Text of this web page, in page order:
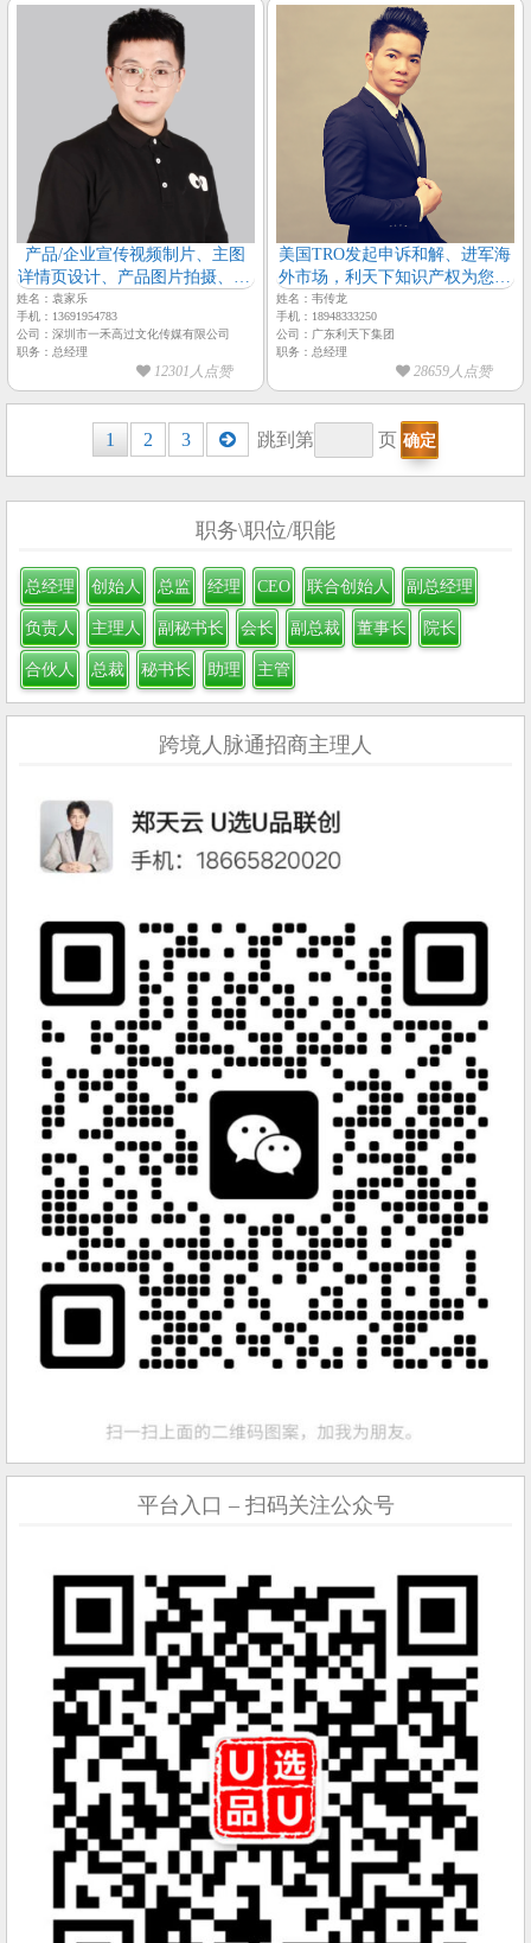
产品/企业宣传视频制片、主图
详情页设计、产品图片拍摄、3D
建模动画渲染、包装印刷企业画
册等设计【一禾高过传媒-总经
理-袁家乐】
姓名：袁家乐
手机：13691954783
公司：深圳市一禾高过文化传媒有限公司
职务：总经理
12301人点赞
美国TRO发起申诉和解、进军海
外市场，利天下知识产权为您保
驾护航-【广东利天下集团-总经
理-韦传龙】
姓名：韦传龙
手机：18948333250
公司：广东利天下集团
职务：总经理
28659人点赞
1 2 3 跳到第 页
职务\职位/职能
总经理 创始人 总监 经理 CEO 联合创始人 副总经理
负责人 主理人 副秘书长 会长 副总裁 董事长 院长
合伙人 总裁 秘书长 助理 主管
跨境人脉通招商主理人
平台入口 – 扫码关注公众号